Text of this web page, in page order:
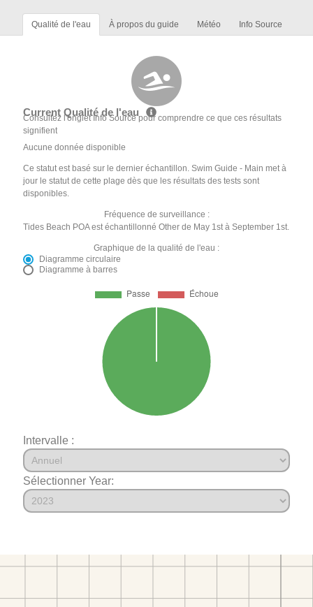
Qualité de l'eau À propos du guide Météo Info Source
Current Qualité de l'eau
Consultez l'onglet Info Source pour comprendre ce que ces résultats
signifient
Aucune donnée disponible
Ce statut est basé sur le dernier échantillon. Swim Guide - Main met à
jour le statut de cette plage dès que les résultats des tests sont
disponibles.
Fréquence de surveillance :
Tides Beach POA est échantillonné Other de May 1st à September 1st.
Graphique de la qualité de l'eau :
Diagramme circulaire
Diagramme à barres
Intervalle :
Sélectionner Year: